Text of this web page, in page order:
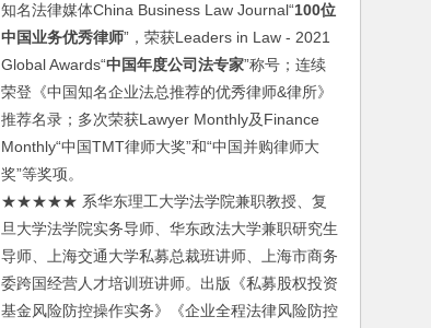
知名法律媒体China Business Law Journal“100位
中国业务优秀律师”，荣获Leaders in Law - 2021
Global Awards“中国年度公司法专家”称号；连续
荣登《中国知名企业法总推荐的优秀律师&律所》
推荐名录；多次荣获Lawyer Monthly及Finance
Monthly“中国TMT律师大奖”和“中国并购律师大
奖”等奖项。
★★★★★ 系华东理工大学法学院兼职教授、复
旦大学法学院实务导师、华东政法大学兼职研究生
导师、上海交通大学私募总裁班讲师、上海市商务
委跨国经营人才培训班讲师。出版《私募股权投资
基金风险防控操作实务》《企业全程法律风险防控